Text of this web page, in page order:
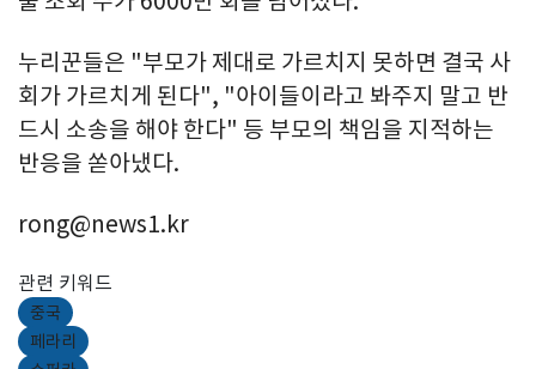
누리꾼들은 "부모가 제대로 가르치지 못하면 결국 사
회가 가르치게 된다", "아이들이라고 봐주지 말고 반
드시 소송을 해야 한다" 등 부모의 책임을 지적하는
반응을 쏟아냈다.
rong@news1.kr
관련 키워드
중국
페라리